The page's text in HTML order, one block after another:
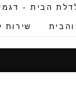
הבית -
שירות